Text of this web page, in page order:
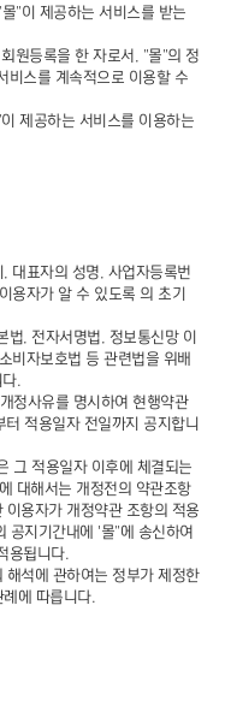
"이 제공하는 서비스를 받는
원등록을 한 자로서, "몰"의 정
비스를 계속적으로 이용할 수
제공하는 서비스를 이용하는
대표자의 성명, 사업자등록번
용자가 알 수 있도록 의 초기
, 전자서명법, 정보통신망 이
비자보호법 등 관련법을 위배
.
정사유를 명시하여 현행약관
적용일자 전일까지 공지합니
그 적용일자 이후에 체결되는
대해서는 개정전의 약관조항
용자가 개정약관 조항의 적용
공지기간내에 '몰"에 송신하여
용됩니다.
석에 관하여는 정부가 제정한
에 따릅니다.